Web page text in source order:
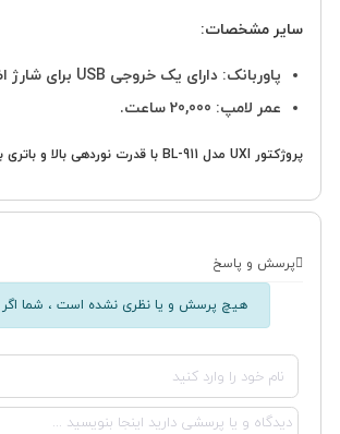
سایر مشخصات:
پاوربانک: دارای یک خروجی USB برای شارژ اضطراری دستگاه های دیگر.
عمر لامپ: 20,000 ساعت.
پروژکتور UXI مدل BL-911 با قدرت نوردهی بالا و باتری با دوام، ابزاری مطمئن و کارآمد برای تأمین روشنایی در هر شرایطی است.
پرسش و پاسخ
هیچ پرسش و یا نظری نشده است ، شما اگر